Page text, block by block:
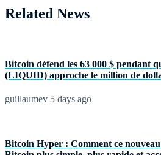
Related News
Bitcoin défend les 63 000 $ pendant
(LIQUID) approche le million de
guillaumev 5 days ago
Bitcoin Hyper : Comment ce